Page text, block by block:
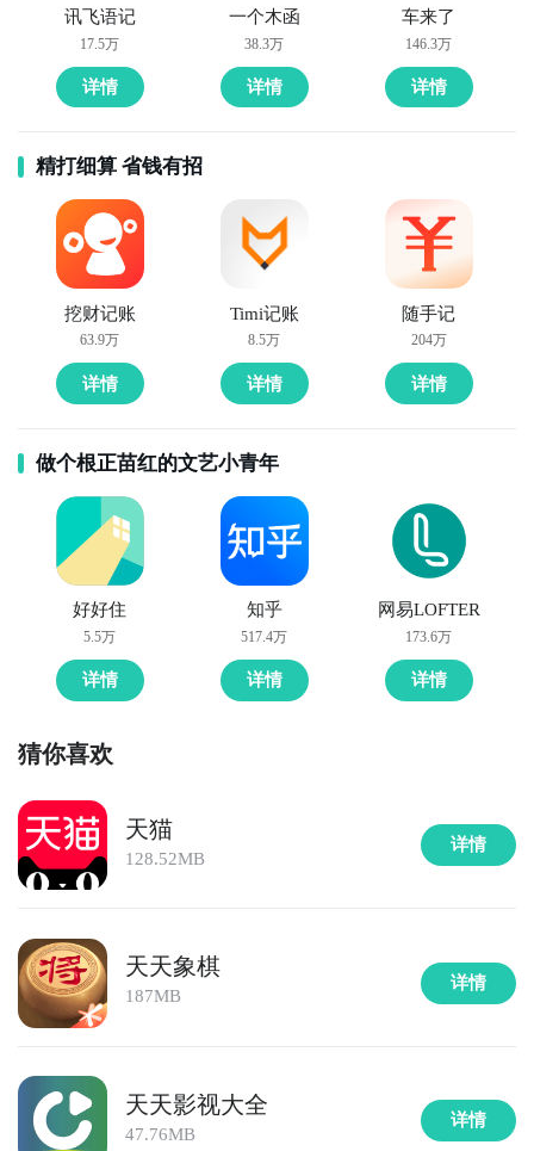
讯飞语记
17.5万
详情
一个木函
38.3万
详情
车来了
146.3万
详情
精打细算 省钱有招
挖财记账
63.9万
详情
Timi记账
8.5万
详情
随手记
204万
详情
做个根正苗红的文艺小青年
好好住
5.5万
详情
知乎
517.4万
详情
网易LOFTER
173.6万
详情
猜你喜欢
天猫
128.52MB
详情
天天象棋
187MB
详情
天天影视大全
47.76MB
详情